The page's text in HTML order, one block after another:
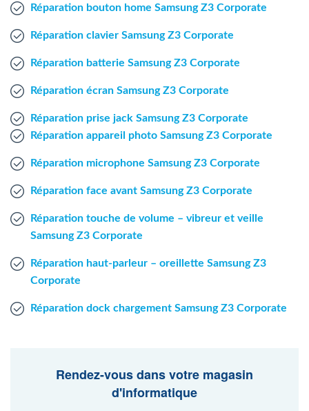
Réparation bouton home Samsung Z3 Corporate
Réparation clavier Samsung Z3 Corporate
Réparation batterie Samsung Z3 Corporate
Réparation écran Samsung Z3 Corporate
Réparation prise jack Samsung Z3 Corporate
Réparation appareil photo Samsung Z3 Corporate
Réparation microphone Samsung Z3 Corporate
Réparation face avant Samsung Z3 Corporate
Réparation touche de volume – vibreur et veille
Samsung Z3 Corporate
Réparation haut-parleur – oreillette Samsung Z3
Corporate
Réparation dock chargement Samsung Z3 Corporate
Rendez-vous dans votre magasin
d'informatique